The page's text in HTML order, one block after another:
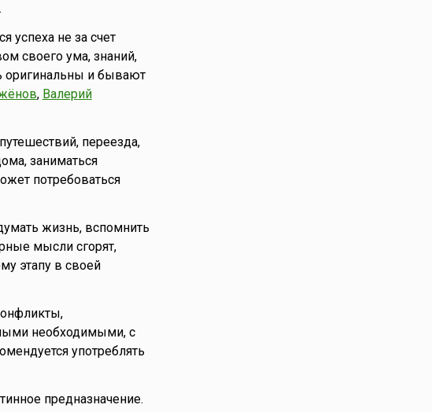
успеха не за счет
своего ума, знаний,
оригинальны и бывают
, Валерий
переезда,
заниматься
потребоваться
жизнь, вспомнить
мысли сгорят,
этапу в своей
необходимыми, с
употреблять
предназначение.